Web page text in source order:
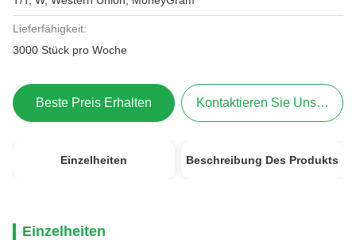
Lieferfähigkeit:
3000 Stück pro Woche
Beste Preis Erhalten Kontaktieren Sie Uns Jetzt
Einzelheiten Beschreibung Des Produkts
Einzelheiten